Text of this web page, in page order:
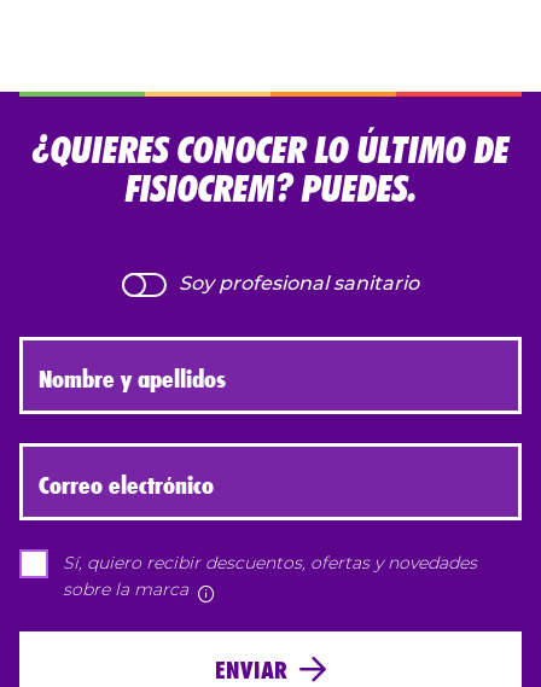
¿QUIERES CONOCER LO ÚLTIMO DE
FISIOCREM? PUEDES.
Soy profesional sanitario
Nombre y apellidos
Correo electrónico
ENVIAR
Sí, quiero recibir descuentos, ofertas y novedades
sobre la marca